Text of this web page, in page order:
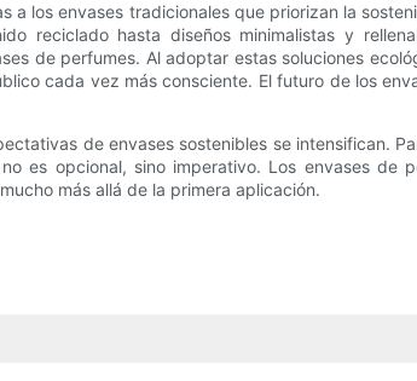
los envases tradicionales que priorizan la
reciclado hasta diseños minimalistas y
de perfumes. Al adoptar estas soluciones
cada vez más consciente. El futuro de los
de envases sostenibles se intensifican.
es opcional, sino imperativo. Los envases de
más allá de la primera aplicación.